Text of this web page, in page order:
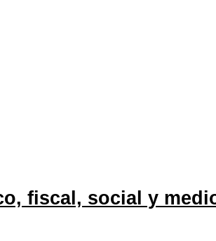
fiscal, social y